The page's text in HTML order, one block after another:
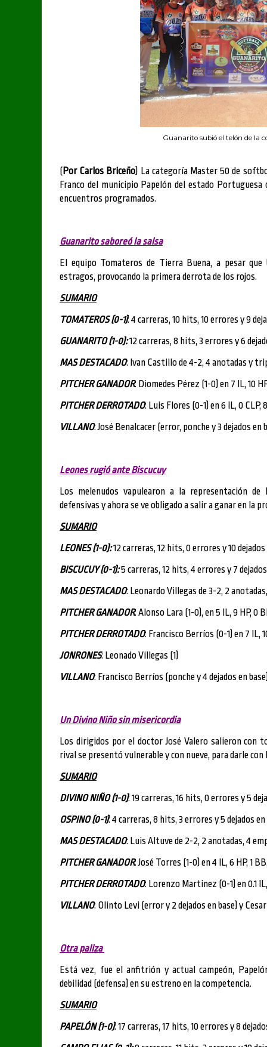
Guanarito subió el telón de la
(Por Carlos Briceño) La categoría Master 50 de
Franco del municipio Papelón del estado
encuentros programados.
Guanarito saboreó la salsa
El equipo Tomateros de Tierra Buena, a pesar
estragos, provocando la primera derrota de los rojos.
SUMARIO
TOMATEROS (0-1): 4 carreras, 10 hits, 10 errores y 9
GUANARITO (1-0):12 carreras, 8 hits, 3 errores y 6
MAS DESTACADO: Ivan Castillo de 4-2, 4 anotadas y
PITCHER GANADOR: Diomedes Pérez (1-0) en 7 IL, 10
PITCHER DERROTADO: Luis Flores (0-1) en 6 IL, 0 CLP,
VILLANO: José Benalcacer (error, ponche y 3 dejados en
Leones rugió ante Biscucuy
Los melenudos vapulearon a la representación
defensivas y ahora se ve obligado a salir a ganar en la
SUMARIO
LEONES (1-0):12 carreras, 12 hits, 0 errores y 10 dejados
BISCUCUY (0-1):5 carreras, 12 hits, 4 errores y 7
MAS DESTACADO: Leonardo Villegas de 3-2, 2
PITCHER GANADOR: Alonso Lara (1-0), en 5 IL, 9 HP, 0
PITCHER DERROTADO: Francisco Berríos (0-1) en 7 IL,
JONRONES: Leonado Villegas (1)
VILLANO: Francisco Berríos (ponche y 4 dejados en
Un Divino Niño sin misericordia
Los dirigidos por el doctor José Valero salieron con
rival se presentó vulnerable y con nueve, para darle
SUMARIO
DIVINO NIÑO (1-0): 19 carreras, 16 hits, 0 errores y 5
OSPINO (0-1): 4 carreras, 8 hits, 3 errores y 5 dejados en
MAS DESTACADO: Luis Altuve de 2-2, 2 anotadas, 4
PITCHER GANADOR: José Torres (1-0) en 4 IL, 6 HP, 1
PITCHER DERROTADO: Lorenzo Martinez (0-1) en 0.1
VILLANO: Olinto Levi (error y 2 dejados en base) y
Otra paliza
Está vez, fue el anfitrión y actual campeón,
debilidad (defensa) en su estreno en la competencia.
SUMARIO
PAPELÓN (1-0): 17 carreras, 17 hits, 10 errores y 8